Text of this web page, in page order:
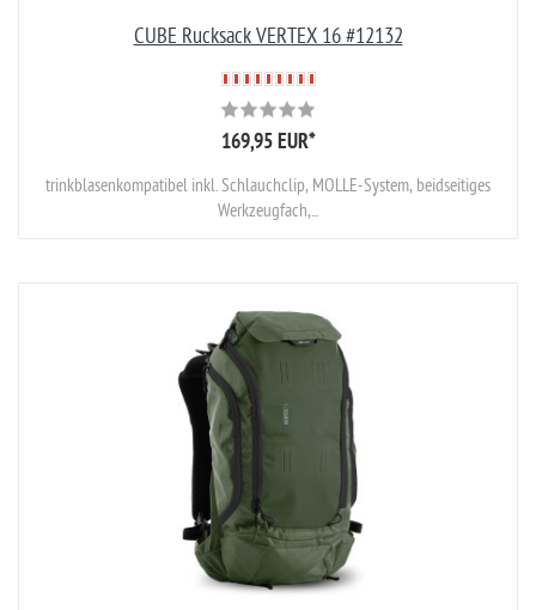
CUBE Rucksack VERTEX 16 #12132
169,95 EUR*
trinkblasenkompatibel inkl. Schlauchclip, MOLLE-System, beidseitiges
Werkzeugfach,...